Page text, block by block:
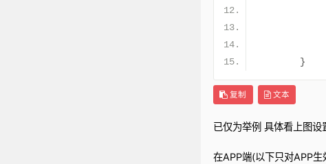
}
复制 文本
已仅为举例 具体看上图
在APP端(以下只对APP